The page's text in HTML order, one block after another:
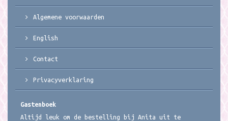
Algemene voorwaarden
English
Contact
Privacyverklaring
Gastenboek
Altijd leuk om de bestelling bij Anita uit te